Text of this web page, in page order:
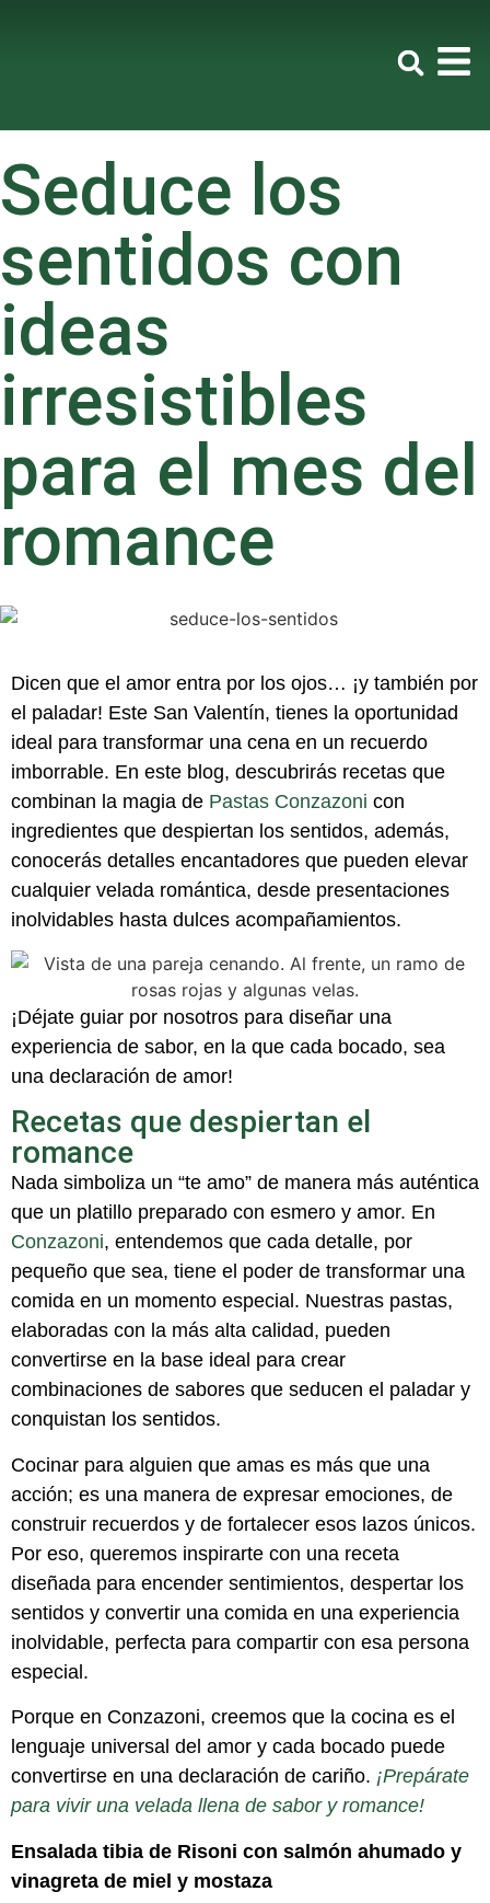
Seduce los
sentidos con
ideas
irresistibles
para el mes del
romance
Dicen que el amor entra por los ojos… ¡y también por
el paladar! Este San Valentín, tienes la oportunidad
ideal para transformar una cena en un recuerdo
imborrable. En este blog, descubrirás recetas que
combinan la magia de Pastas Conzazoni con
ingredientes que despiertan los sentidos, además,
conocerás detalles encantadores que pueden elevar
cualquier velada romántica, desde presentaciones
inolvidables hasta dulces acompañamientos.
¡Déjate guiar por nosotros para diseñar una
experiencia de sabor, en la que cada bocado, sea
una declaración de amor!
Recetas que despiertan el
romance
Nada simboliza un “te amo” de manera más auténtica
que un platillo preparado con esmero y amor. En
Conzazoni, entendemos que cada detalle, por
pequeño que sea, tiene el poder de transformar una
comida en un momento especial. Nuestras pastas,
elaboradas con la más alta calidad, pueden
convertirse en la base ideal para crear
combinaciones de sabores que seducen el paladar y
conquistan los sentidos.
Cocinar para alguien que amas es más que una
acción; es una manera de expresar emociones, de
construir recuerdos y de fortalecer esos lazos únicos.
Por eso, queremos inspirarte con una receta
diseñada para encender sentimientos, despertar los
sentidos y convertir una comida en una experiencia
inolvidable, perfecta para compartir con esa persona
especial.
Porque en Conzazoni, creemos que la cocina es el
lenguaje universal del amor y cada bocado puede
convertirse en una declaración de cariño. ¡Prepárate
para vivir una velada llena de sabor y romance!
Ensalada tibia de Risoni con salmón ahumado y
vinagreta de miel y mostaza